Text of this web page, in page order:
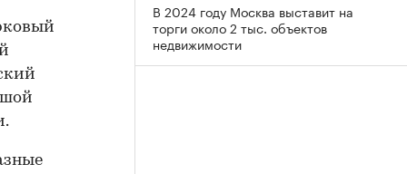
В 2024 году Москва выставит на
торги около 2 тыс. объектов
недвижимости